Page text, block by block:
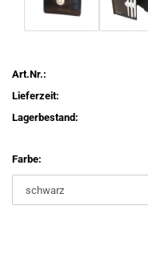
Art.Nr.:
Lieferzeit:
Lagerbestand:
Farbe: